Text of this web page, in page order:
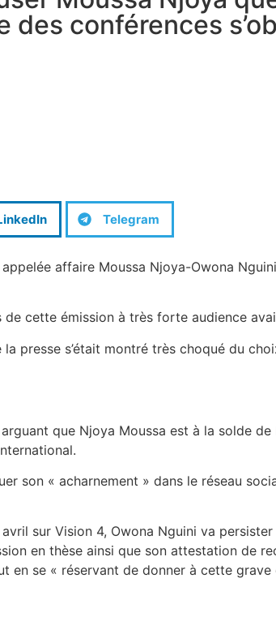
conférences
Telegram
affaire Moussa Njoya-Owona
cette émission à très forte audience
presse s’était montré très choqué du
que Njoya Moussa est à la solde
son « acharnement » dans le réseau
sur Vision 4, Owona Nguini va
en thèse ainsi que son attestation de
en se « réservant de donner à cette